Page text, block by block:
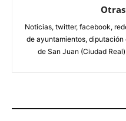
Noticias, twitter, facebook,
de ayuntamientos,
de San Juan (Ciudad